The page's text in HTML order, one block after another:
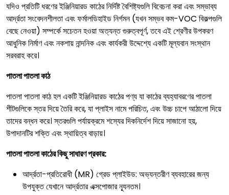
যদিও প্রতিটি ধরণের ইঞ্জিনিয়ারড কাঠের নির্দিষ্ট বৈশিষ্ট্যগুলি বিবেচনা করা এবং সম্ভাব্য
আর্দ্রতা সংবেদনশীলতা এবং ফর্মালডিহাইড নির্গমন (যখন সম্ভব কম-VOC বিকল্পগুলি
বেছে নেওয়া) সম্পর্কে সচেতন হওয়া অত্যন্ত গুরুত্বপূর্ণ, তবে এই শ্রেণীর উপকরণ
আধুনিক নির্মাণ এবং নকশায় নান্দনিক এবং কার্যকরী উদ্দেশ্যে একটি মূল্যবান সংস্থান
সরবরাহ করে।
পাতলা পাতলা কাঠ
পাতলা পাতলা কাঠ হল একটি ইঞ্জিনিয়ারড কাঠের পণ্য যা কাঠের ব্যহ্যাবরণের পাতলা
শীটগুলিকে স্তর দিয়ে তৈরি করে, যা প্লাইস নামে পরিচিত, এবং উচ্চ চাপে আঠালো দিয়ে
তাদের বন্ধন করে। স্তরগুলি পর্যায়ক্রমে শস্যের দিকনির্দেশ দিয়ে সাজানো হয়,
উপাদানটির শক্তি এবং স্থায়িত্ব বাড়ায়।
পাতলা পাতলা কাঠের কিছু সাধারণ প্রকার:
আর্দ্রতা-প্রতিরোধী (MR) গ্রেড প্লাইউড: অভ্যন্তরীণ ব্যবহারের জন্য
উপযুক্ত যেখানে আর্দ্রতার এক্সপোজার ন্যূনতম।